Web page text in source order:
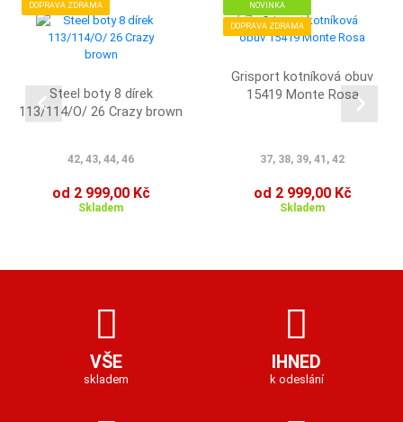
DOPRAVA ZDRAMA
Steel boty 8 dírek
113/114/O/ 26 Crazy brown
42, 43, 44, 46
od 2 999,00 Kč
Skladem
NOVINKA
DOPRAVA ZDRAMA
Grisport kotníková obuv
15419 Monte Rosa
37, 38, 39, 41, 42
od 2 999,00 Kč
Skladem
VŠE
skladem
IHNED
k odeslání